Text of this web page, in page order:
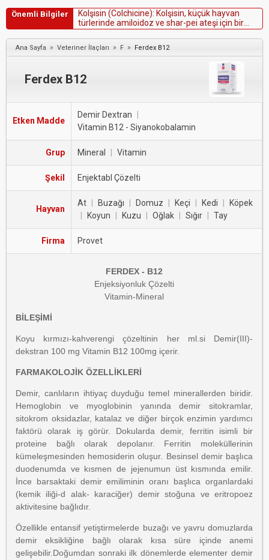
Önemli Bilgiler Ko şisin (Co chicine): Ko şisin, küçük hayvan
türerinde ami oidoz ve shar-pei ateşi için bir
tedaviolarakönerilmiştir.
Ana Sayfa » Veteriner İlaçları » F » Ferdex B12
Ferdex B12
Etken Madde
Demir Dextran
Vitamin B12 - Siyanokobalamin
Grup Mineral Vitamin
Şekil Enjektabl Çözelti
Hayvan
At Buzağı Domuz Keçi Kedi
Köpek
Koyun Kuzu Oğlak Sığır Tay
Firma Provet
FERDEX - B12
Enjeksiyonluk Çözelti
Vitamin-Mineral
BİLEŞİMİ
Koyu kırmızı-kahverengi çözeltinin her ml.si Demir(III)-
dekstran 100 mg Vitamin B12 100mg içerir.
FARMAKOLOJİK ÖZELLİKLERİ
Demir, canlıların ihtiyaç duyduğu temel minerallerden biridir.
Hemoglobin ve myoglobinin yanında demir sitokramlar,
sitokrom oksidazlar, katalaz ve diğer birçok enzimin yardımcı
faktörü olarak iş görür. Dokularda demir, ferritin isimli bir
proteine bağlı olarak depolanır. Ferritin moleküllerinin
kümeleşmesinden hemosiderin oluşur. Besinsel demir başlıca
duodenumda ve kısmen de jejenumun üst kısmında emilir.
İnce barsaktaki demir emiliminin oranı başlıca organlardaki
(kemik iliği-d alak- karaciğer) demir stoğuna ve eritropoez
aktivitesine bağlıdır.
Özellikle entansif yetiştirmelerde buzağı ve yavru domuzlarda
demir eksikliğine bağlı olarak kısa süre içinde anemi
gelişebilir.Doğumdan sonraki ilk dönemlerde elementer demir